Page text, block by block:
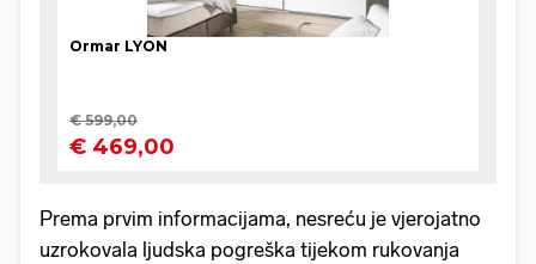
Prema prvim informacijama, nesreću je vjerojatno
uzrokovala ljudska pogreška tijekom rukovanja